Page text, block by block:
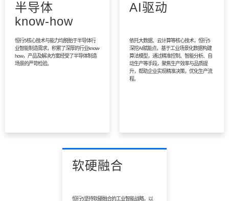
半导体
know-how
恒行5核心技术与能力均脱胎于半导体行
业智能制造需求，积累了深厚的行业know-
how，产品及解决方案经受了半导体制造
场景的严苛检验。
AI驱动
依托大数据、云计算等核心技术，恒行5
深挖AI赋能点，基于工业场景化数据构建
算法模型，通过精准控制、智能分析、自
动生产等手段，聚焦生产效率与品质提
升，帮助企业实现精准决策，优化生产流
程。
软硬融合
恒行5坚持软硬融合的工业智能战略，以